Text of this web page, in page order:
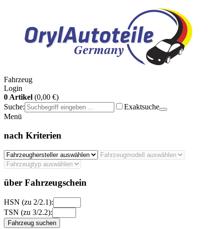
Fahrzeug
Login
0 Artikel (0,00 €)
Suche:
Exaktsuche
Menü
nach Kriterien
über Fahrzeugschein
HSN (zu 2/2.1):
TSN (zu 3/2.2):
Fahrzeug suchen